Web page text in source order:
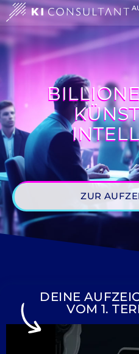
ZUR
DEINE
VOM 1.